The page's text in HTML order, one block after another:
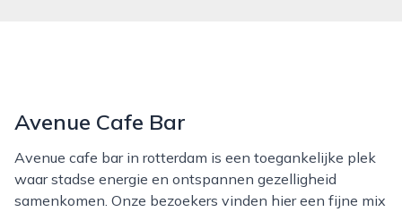
Avenue Cafe Bar
Avenue cafe bar in rotterdam is een toegankelijke plek
waar stadse energie en ontspannen gezelligheid
samenkomen. Onze bezoekers vinden hier een fijne mix